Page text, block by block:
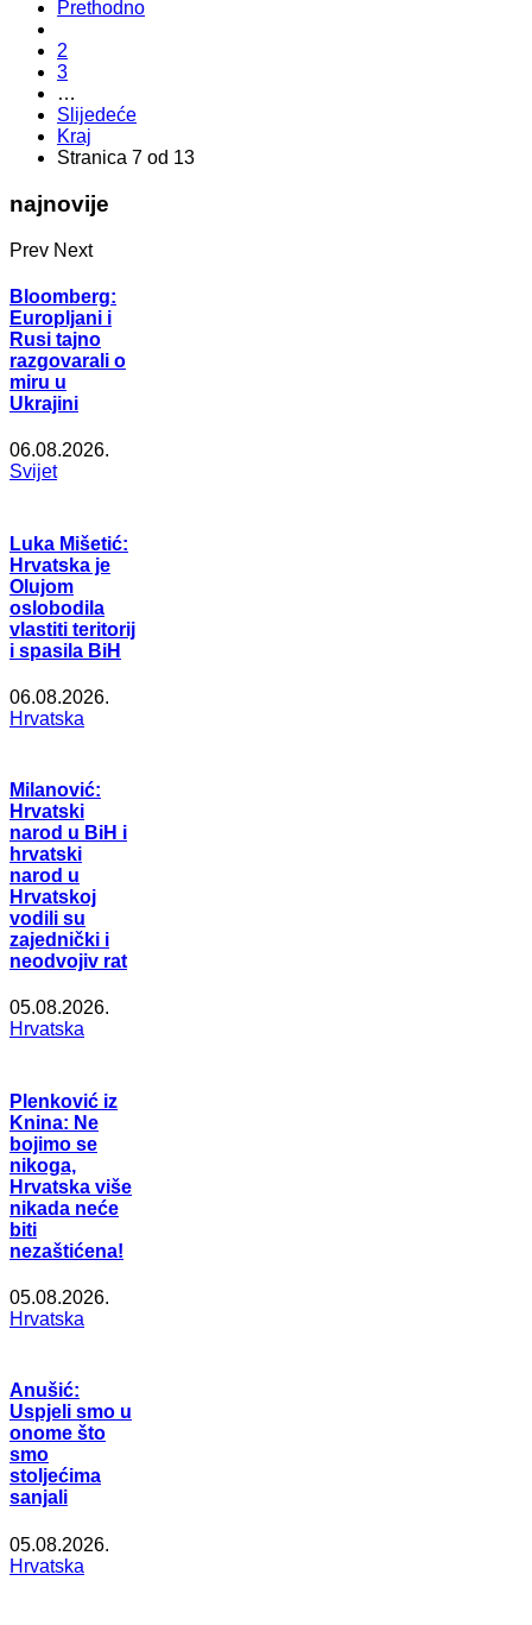
Prethodno
2
3
…
Slijedeće
Kraj
Stranica 7 od 13
najnovije
Prev Next
Bloomberg:
Europljani i
Rusi tajno
razgovarali o
miru u
Ukrajini
06.08.2026.
Svijet
Luka Mišetić:
Hrvatska je
Olujom
oslobodila
vlastiti teritorij
i spasila BiH
06.08.2026.
Hrvatska
Milanović:
Hrvatski
narod u BiH i
hrvatski
narod u
Hrvatskoj
vodili su
zajednički i
neodvojiv rat
05.08.2026.
Hrvatska
Plenković iz
Knina: Ne
bojimo se
nikoga,
Hrvatska više
nikada neće
biti
nezaštićena!
05.08.2026.
Hrvatska
Anušić:
Uspjeli smo u
onome što
smo
stoljećima
sanjali
05.08.2026.
Hrvatska